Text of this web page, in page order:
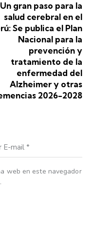
Un gran paso para la
salud cerebral en el
Se publica el Plan
Nacional para la
prevención y
tratamiento de la
enfermedad del
Alzheimer y otras
2026-2028
web en este navegador